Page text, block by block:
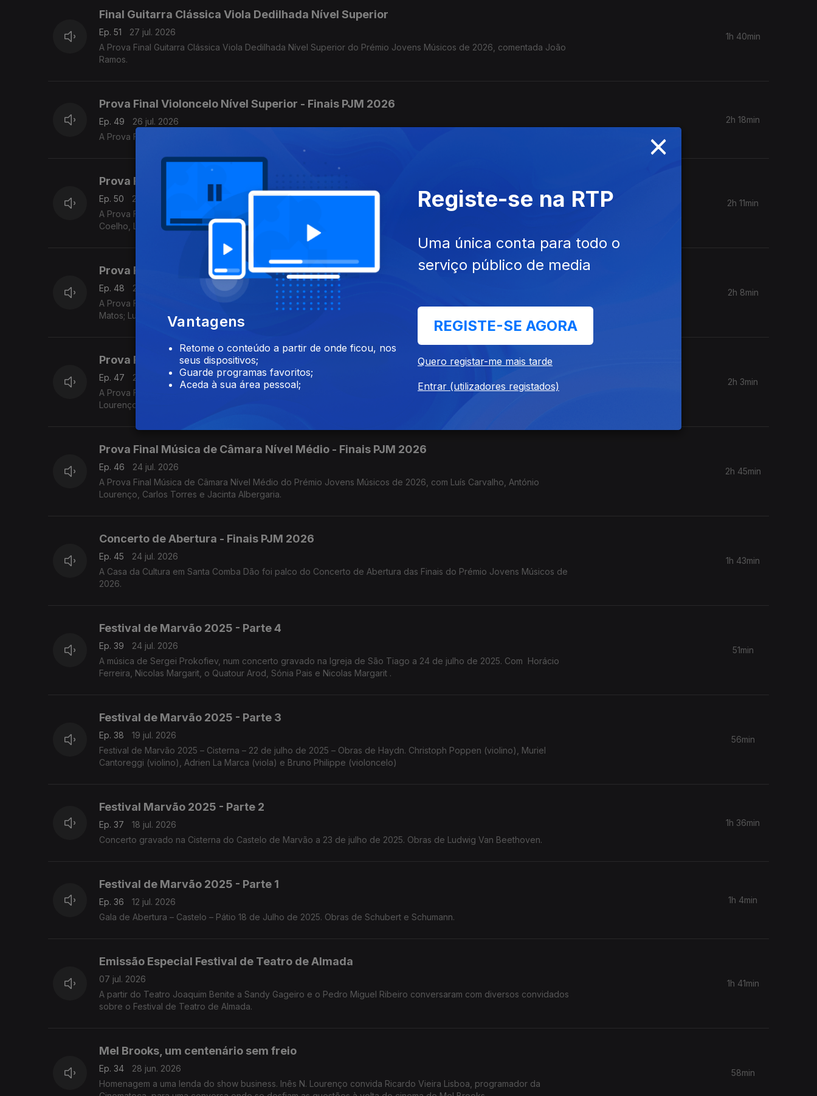
Final Guitarra Clássica Viola Dedilhada Nível Superior
Ep. 51
27 jul. 2026
A Prova Final Guitarra Clássica Viola Dedilhada Nível Superior do Prémio Jovens Músicos de 2026, comentada João
Ramos.
1h 40min
Prova Final Violoncelo Nível Superior - Finais PJM 2026
Ep. 49
26 jul. 2026
A Prova Final Violoncelo Nível Superior do Prémio Jovens Músicos de 2026, com os comentários Diogo Martins.
2h 18min
Prova Final de Flauta Nível Médio
Ep. 50
26 jul. 2026
A Prova Final de Flauta Nível Médio do Prémio Jovens Músicos de 2026, comentada por Mafalda Carvalho, Leonardo
Coelho, Luís Matos, Pompeu José, Rafael Mota e o vencedor Dinis Cabrita.
2h 11min
Prova Final Contrabaixo Nível Médio- Finais PJM 2026
Ep. 48
25 jul. 2026
A Prova Final Contrabaixo Nível Médio do Prémio Jovens Músicos de 2026, com os comentários de Hugo Correia, Inês
Matos; Luís Nunes, Sónia Pais e o vencedor Gonçalo Rebelo.
2h 8min
Prova Final Música de Câmara Nível Superior - Finais PJM 2026
Ep. 47
25 jul. 2026
A Prova Final Música de Câmara Nível Superior do Prémio Jovens Músicos de 2026, com Luís Carvalho e António
Lourenço.
2h 3min
Prova Final Música de Câmara Nível Médio - Finais PJM 2026
Ep. 46
24 jul. 2026
A Prova Final Música de Câmara Nível Médio do Prémio Jovens Músicos de 2026, com Luís Carvalho, António
Lourenço, Carlos Torres e Jacinta Albergaria.
2h 45min
Concerto de Abertura - Finais PJM 2026
Ep. 45
24 jul. 2026
A Casa da Cultura em Santa Comba Dão foi palco do Concerto de Abertura das Finais do Prémio Jovens Músicos de
2026.
1h 43min
Festival de Marvão 2025 - Parte 4
Ep. 39
24 jul. 2026
A música de Sergei Prokofiev, num concerto gravado na Igreja de São Tiago a 24 de julho de 2025. Com Horácio
Ferreira, Nicolas Margarit, o Quatour Arod, Sónia Pais e Nicolas Margarit .
51min
Festival de Marvão 2025 - Parte 3
Ep. 38
19 jul. 2026
Festival de Marvão 2025 – Cisterna – 22 de julho de 2025 – Obras de Haydn. Christoph Poppen (violino), Muriel
Cantoreggi (violino), Adrien La Marca (viola) e Bruno Philippe (violoncelo)
56min
Festival Marvão 2025 - Parte 2
Ep. 37
18 jul. 2026
Concerto gravado na Cisterna do Castelo de Marvão a 23 de julho de 2025. Obras de Ludwig Van Beethoven.
1h 36min
Festival de Marvão 2025 - Parte 1
Ep. 36
12 jul. 2026
Gala de Abertura – Castelo – Pátio 18 de Julho de 2025. Obras de Schubert e Schumann.
1h 4min
Emissão Especial Festival de Teatro de Almada
07 jul. 2026
A partir do Teatro Joaquim Benite a Sandy Gageiro e o Pedro Miguel Ribeiro conversaram com diversos convidados
sobre o Festival de Teatro de Almada.
1h 41min
Mel Brooks, um centenário sem freio
Ep. 34
28 jun. 2026
Homenagem a uma lenda do show business. Inês N. Lourenço convida Ricardo Vieira Lisboa, programador da
58min
×
Vantagens
Retome o conteúdo a partir de onde ficou, nos
seus dispositivos;
Guarde programas favoritos;
Aceda à sua área pessoal;
Registe-se na RTP
Uma única conta para todo o
serviço público de media
REGISTE-SE AGORA
Quero registar-me mais tarde
Entrar (utilizadores registados)